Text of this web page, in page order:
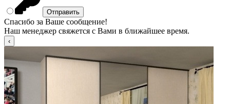
Спасибо за Ваше сообщение!
Наш менеджер свяжется с Вами в ближайшее время.